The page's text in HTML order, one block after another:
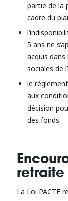
partie de la
cadre du
5 ans ne
acquis dans
sociales de
le
aux
décision
des fonds.
retraite
La Loi PACTE